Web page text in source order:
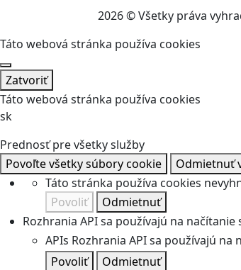
2026 © Všetky práva
Táto webová stránka používa cookies
Zatvoriť
Táto webová stránka používa cookies
sk
Prednosť pre všetky služby
Povoľte všetky súbory cookie
Odmietnuť
Táto stránka používa cookies
Povoliť
Odmietnuť
Rozhrania API sa používajú na
APIs Rozhrania API sa používajú na
Povoliť
Odmietnuť